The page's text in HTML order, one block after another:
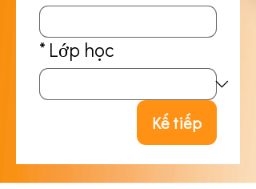
* Lớp học
Kế tiếp